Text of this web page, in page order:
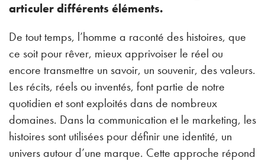
articuler différents éléments.
De tout temps, l’homme a raconté des histoires, que
ce soit pour rêver, mieux apprivoiser le réel ou
encore transmettre un savoir, un souvenir, des valeurs.
Les récits, réels ou inventés, font partie de notre
quotidien et sont exploités dans de nombreux
domaines. Dans la communication et le marketing, les
histoires sont utilisées pour définir une identité, un
univers autour d’une marque. Cette approche répond